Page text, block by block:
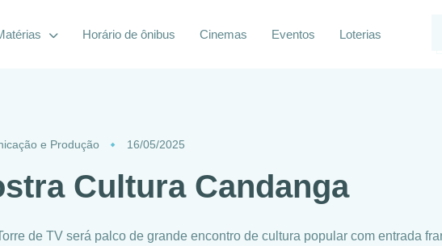
Horário de ônibus Cinemas Eventos Loterias
e Produção 16/05/2025
Cultura Candanga
de TV será palco de grande encontro de cultura popular com entrada